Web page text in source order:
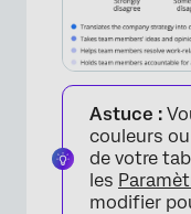
Astuce :
couleurs
de votre
les
modifier